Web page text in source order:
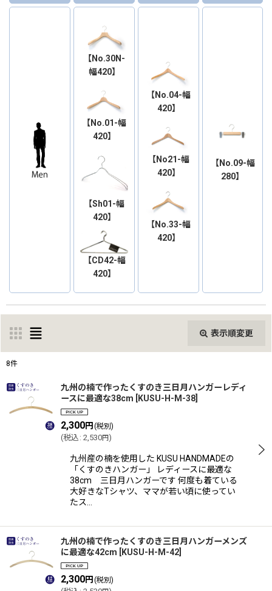
【No.30N-
幅420】
【No.01-幅
420】
【Sh01-幅
420】
【CD42-幅
420】
【No.04-幅
420】
【No21-幅
420】
【No.33-幅
420】
【No.09-幅
280】
表示順変更
サブカテゴリ :
絞り込む
8件
九州の楠で作ったくすのき三日月ハンガーレディ
ースに最適な38cm
KUSU-H-M-38
2,300円 (税別)
(税込 : 2,530円)
九州産の楠を使用した KUSU HANDMADEの
「くすのきハンガー」 レディースに最適な
38cm 三日月ハンガーです 何度も着ている
大好きなTシャツ、ママが若い頃に使ってい
たス…
九州の楠で作ったくすのき三日月ハンガーメンズ
に最適な42cm
KUSU-H-M-42
2,300円 (税別)